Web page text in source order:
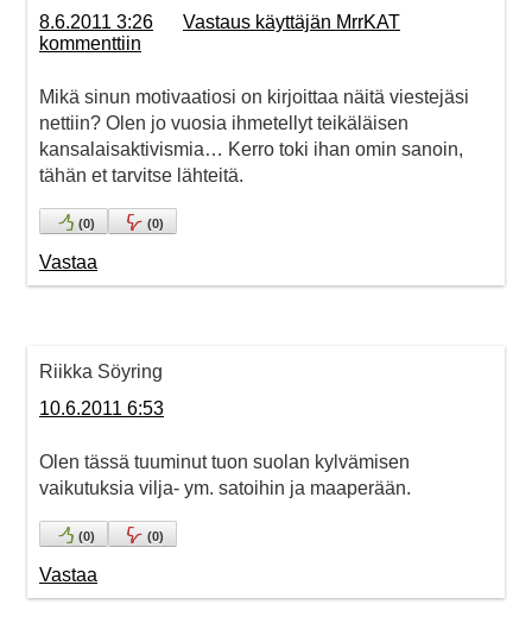
8.6.2011 3:26
Vastaus käyttäjän MrrKAT
kommenttiin
Mikä sinun motivaatiosi on kirjoittaa näitä viestejäsi
nettiin? Olen jo vuosia ihmetellyt teikäläisen
kansalaisaktivismia… Kerro toki ihan omin sanoin,
tähän et tarvitse lähteitä.
(0) (0)
Vastaa
Riikka Söyring
10.6.2011 6:53
Olen tässä tuuminut tuon suolan kylvämisen
vaikutuksia vilja- ym. satoihin ja maaperään.
(0) (0)
Vastaa